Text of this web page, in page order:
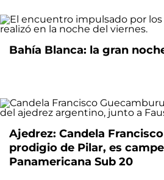
Bahía Blanca: la gran
Ajedrez: Candela
prodigio de Pilar, es
Panamericana Sub 20